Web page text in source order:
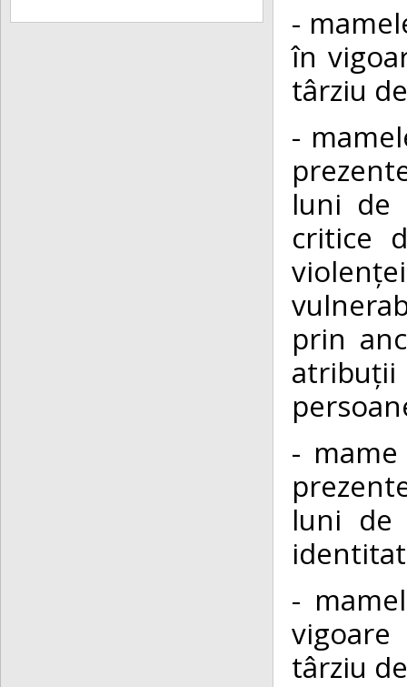
-
în
târziu
-
luni de
critice
prin
-
luni de
-
târziu